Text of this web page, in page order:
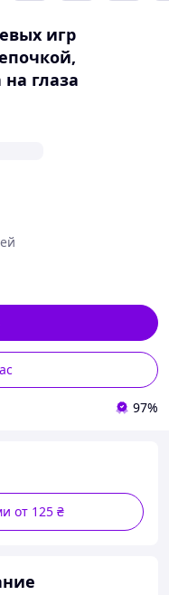
игр
глаза
97%
от 125 ₴